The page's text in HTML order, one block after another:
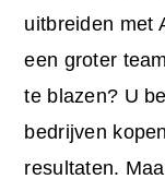
uitbreiden met
een groter
te blazen? U
bedrijven
resultaten.